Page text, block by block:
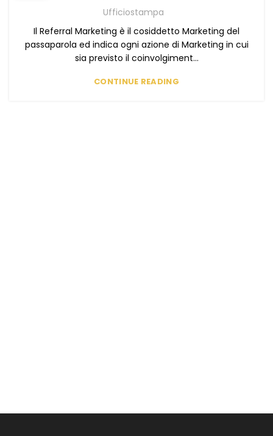
Ufficiostampa
Il Referral Marketing è il cosiddetto Marketing del
passaparola ed indica ogni azione di Marketing in cui
sia previsto il coinvolgiment...
CONTINUE READING